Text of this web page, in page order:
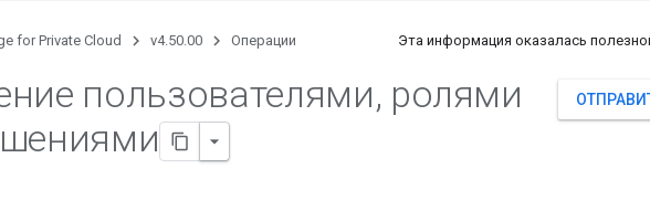
for Private Cloud v4.50.00 Операции Эта информация оказалась
пользователями, ролями